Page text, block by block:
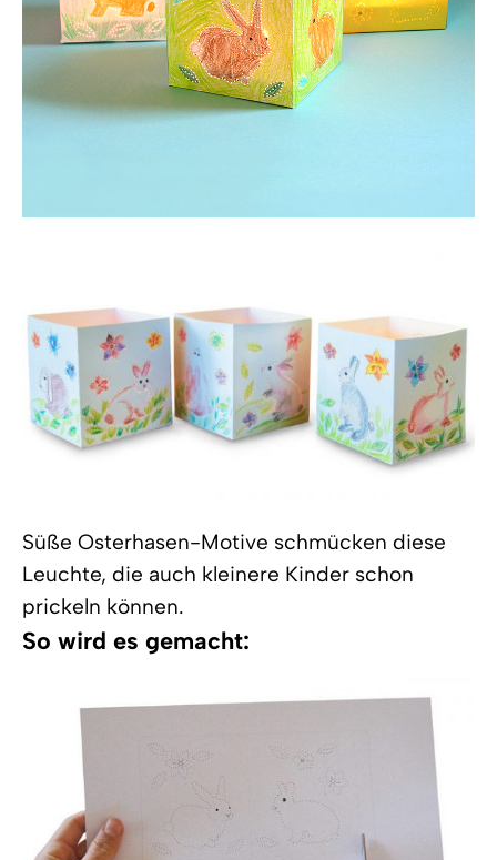
Süße Osterhasen-Motive schmücken diese
Leuchte, die auch kleinere Kinder schon
prickeln können.
So wird es gemacht: